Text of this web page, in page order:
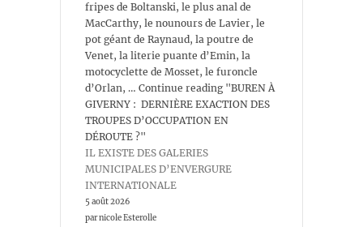
fripes de Boltanski, le plus anal de
MacCarthy, le nounours de Lavier, le
pot géant de Raynaud, la poutre de
Venet, la literie puante d’Emin, la
motocyclette de Mosset, le furoncle
d’Orlan, … Continue reading "BUREN À
GIVERNY : DERNIÈRE EXACTION DES
TROUPES D’OCCUPATION EN
DÉROUTE ?"
IL EXISTE DES GALERIES
MUNICIPALES D’ENVERGURE
INTERNATIONALE
5 août 2026
par nicole Esterolle